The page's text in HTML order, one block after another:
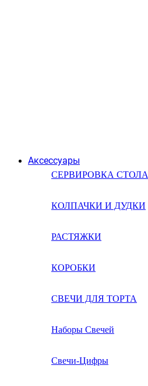
Аксессуары
СЕРВИРОВКА СТОЛА
КОЛПАЧКИ И ДУДКИ
РАСТЯЖКИ
КОРОБКИ
СВЕЧИ ДЛЯ ТОРТА
Наборы Свечей
Свечи-Цифры